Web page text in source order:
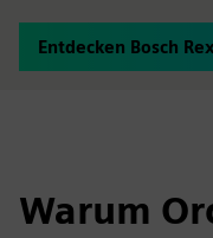
Entdecken Bosch
Warum